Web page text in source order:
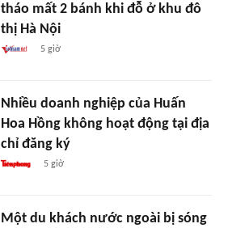
tháo mất 2 bánh khi đỗ ở khu đô
thị Hà Nội
5 giờ
Nhiều doanh nghiệp của Huấn
Hoa Hồng không hoạt động tại địa
chỉ đăng ký
5 giờ
Một du khách nước ngoài bị sóng